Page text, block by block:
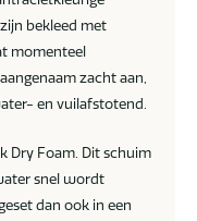
bekleed met
momenteel
zacht aan,
en vuilafstotend.
Dry Foam. Dit schuim
snel wordt
dan ook in een